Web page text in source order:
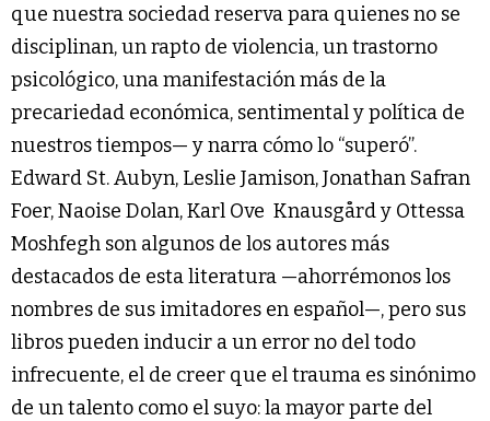
que nuestra sociedad reserva para quienes no se
disciplinan, un rapto de violencia, un trastorno
psicológico, una manifestación más de la
precariedad económica, sentimental y política de
nuestros tiempos— y narra cómo lo “superó”.
Edward St. Aubyn, Leslie Jamison, Jonathan Safran
Foer, Naoise Dolan, Karl Ove Knausgård y Ottessa
Moshfegh son algunos de los autores más
destacados de esta literatura —ahorrémonos los
nombres de sus imitadores en español—, pero sus
libros pueden inducir a un error no del todo
infrecuente, el de creer que el trauma es sinónimo
de un talento como el suyo: la mayor parte del